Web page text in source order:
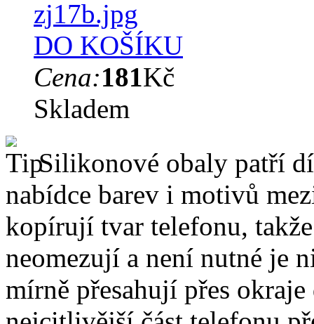
DO KOŠÍKU
Cena:181Kč
Skladem
Silikonové obaly patří
nabídce barev i motivů
kopírují tvar telefonu,
neomezují a není nutné je
mírně přesahují přes